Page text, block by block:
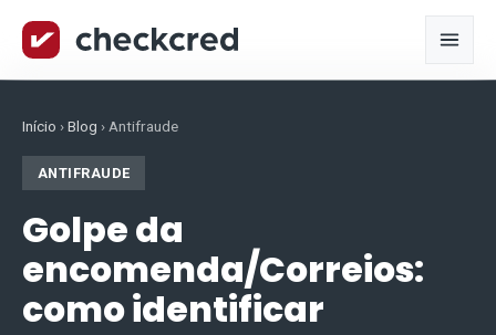
Início ›Blog › Antifraude
ANTIFRAUDE
Golpe da
encomenda/Correios:
como identificar